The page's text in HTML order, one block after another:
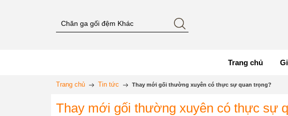
Trang chủ
Trang chủ Tin tức Thay mới gối thường xuyên có thực sự quan trọng?
Thay mới gối thường xuyên có thực sự